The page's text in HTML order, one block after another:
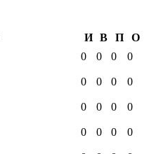
И В П
О
0 0 0 0
0 0 0 0
0 0 0 0
0 0 0 0